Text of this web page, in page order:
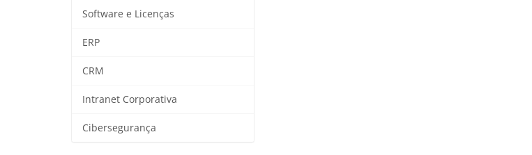
Software e Licenças
ERP
CRM
Intranet Corporativa
Cibersegurança